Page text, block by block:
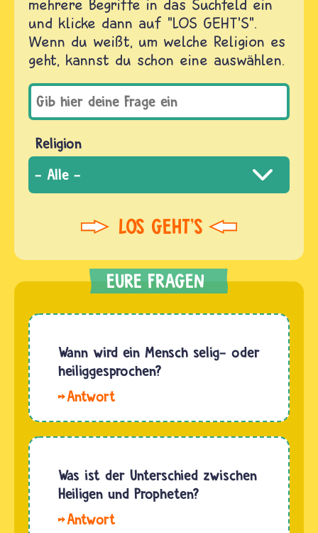
mehrere Begriffe in das Suchfeld ein
und klicke dann auf "LOS GEHT'S".
Wenn du weißt, um welche Religion es
geht, kannst du schon eine auswählen.
Religion
Wann wird ein Mensch selig- oder
heiliggesprochen?
Wenn der
einen
Menschen selig-
oder
heiligsprechen
Was ist der Unterschied zwischen
Heiligen und Propheten?